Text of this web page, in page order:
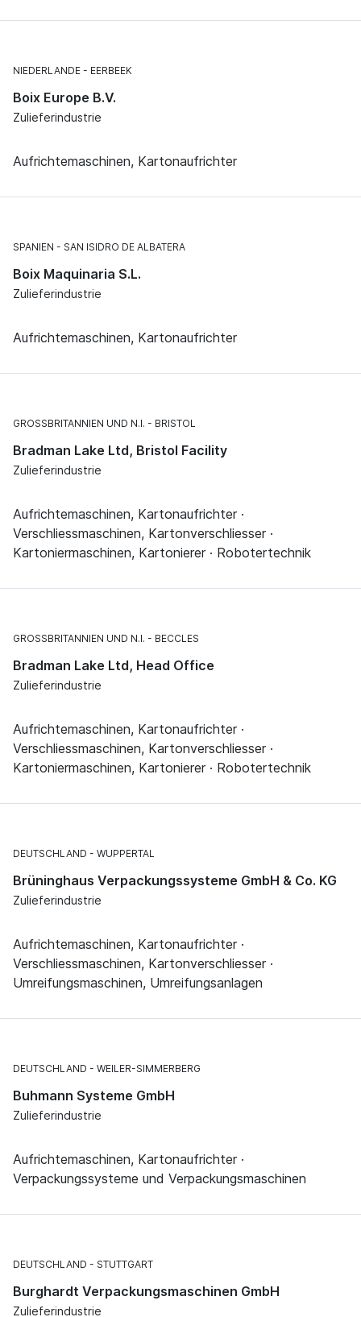
NIEDERLANDE EERBEEK
Boix Europe B.V.
Zulieferindustrie
Aufrichtemaschinen, Kartonaufrichter
SPANIEN SAN ISIDRO DE ALBATERA
Boix Maquinaria S.L.
Zulieferindustrie
Aufrichtemaschinen, Kartonaufrichter
GROSSBRITANNIEN UND N.I. BRISTOL
Bradman Lake Ltd, Bristol Facility
Zulieferindustrie
Aufrichtemaschinen, Kartonaufrichter ·
Verschliessmaschinen, Kartonverschliesser ·
Kartoniermaschinen, Kartonierer · Robotertechnik
GROSSBRITANNIEN UND N.I. BECCLES
Bradman Lake Ltd, Head Office
Zulieferindustrie
Aufrichtemaschinen, Kartonaufrichter ·
Verschliessmaschinen, Kartonverschliesser ·
Kartoniermaschinen, Kartonierer · Robotertechnik
DEUTSCHLAND WUPPERTAL
Brüninghaus Verpackungssysteme GmbH & Co. KG
Zulieferindustrie
Aufrichtemaschinen, Kartonaufrichter ·
Verschliessmaschinen, Kartonverschliesser ·
Umreifungsmaschinen, Umreifungsanlagen
DEUTSCHLAND WEILER-SIMMERBERG
Buhmann Systeme GmbH
Zulieferindustrie
Aufrichtemaschinen, Kartonaufrichter ·
Verpackungssysteme und Verpackungsmaschinen
DEUTSCHLAND STUTTGART
Burghardt Verpackungsmaschinen GmbH
Zulieferindustrie